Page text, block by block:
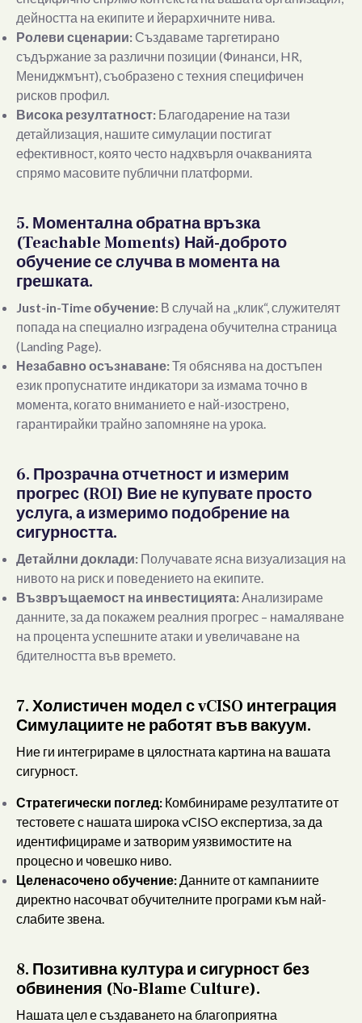
дейността на екипите и йерархичните нива.
Ролеви сценарии: Създаваме таргетирано
съдържание за различни позиции (Финанси, HR,
Мениджмънт), съобразено с техния специфичен
рисков профил.
Висока резултатност: Благодарение на тази
детайлизация, нашите симулации постигат
ефективност, която често надхвърля очакванията
спрямо масовите публични платформи.
5. Моментална обратна връзка
(Teachable Moments) Най-доброто
обучение се случва в момента на
грешката.
Just-in-Time обучение: В случай на „клик“, служителят
попада на специално изградена обучителна страница
(Landing Page).
Незабавно осъзнаване:Тя обяснява на достъпен
език пропуснатите индикатори за измама точно в
момента, когато вниманието е най-изострено,
гарантирайки трайно запомняне на урока.
6. Прозрачна отчетност и измерим
прогрес (ROI) Вие не купувате просто
услуга, а измеримо подобрение на
сигурността.
Детайлни доклади: Получавате ясна визуализация на
нивото на риск и поведението на екипите.
Възвръщаемост на инвестицията:Анализираме
данните, за да покажем реалния прогрес – намаляване
на процента успешните атаки и увеличаване на
бдителността във времето.
7. Холистичен модел с vCISO интеграция
Симулациите не работят във вакуум.
Ние ги интегрираме в цялостната картина на вашата
сигурност.
Стратегически поглед: Комбинираме резултатите от
тестовете с нашата широка vCISO експертиза, за да
идентифицираме и затворим уязвимостите на
процесно и човешко ниво.
Целенасочено обучение:Данните от кампаниите
директно насочват обучителните програми към най-
слабите звена.
8. Позитивна култура и сигурност без
обвинения (No-Blame Culture).
Нашата цел е създаването на благоприятна